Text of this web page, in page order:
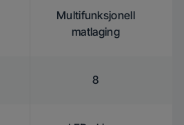
Multifunksjonell
matlaging
8